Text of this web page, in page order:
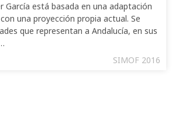
García está basada en una adaptación
una proyección propia actual. Se
que representan a Andalucía, en sus
SIMOF 2016